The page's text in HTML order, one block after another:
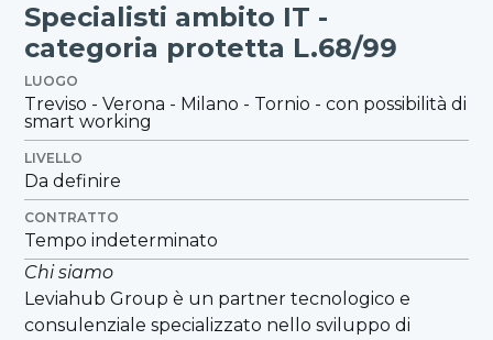
Specialisti ambito IT -
categoria protetta L.68/99
LUOGO
Treviso - Verona - Milano - Tornio - con possibilità di
smart working
LIVELLO
Da definire
CONTRATTO
Tempo indeterminato
Chi siamo
Leviahub Group è un partner tecnologico e
consulenziale specializzato nello sviluppo di